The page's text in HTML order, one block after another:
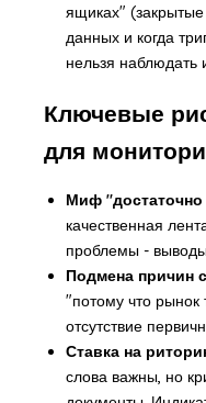
ящиках"
данных и когда
нельзя наблюдать
Ключевые
для
Миф "достаточно
качественная
проблемы -
Подмена причин
"потому что рынок
отсутствие
Ставка на
слова важны, но